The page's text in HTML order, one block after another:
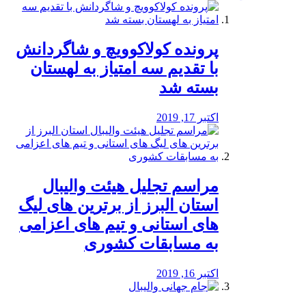
پرونده کولاکوویچ و شاگردانش
با تقدیم سه امتیاز به لهستان
بسته شد
اکتبر 17, 2019
مراسم تجلیل هیئت والیبال
استان البرز از برترین های لیگ
های استانی و تیم های اعزامی
به مسابقات کشوری
اکتبر 16, 2019